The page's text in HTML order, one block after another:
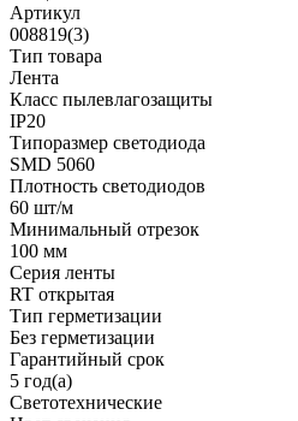
Артикул
008819(3)
Тип товара
Лента
Класс пылевлагозащиты
IP20
Типоразмер светодиода
SMD 5060
Плотность светодиодов
60 шт/м
Минимальный отрезок
100 мм
Серия ленты
RT открытая
Тип герметизации
Без герметизации
Гарантийный срок
5 год(а)
Светотехнические